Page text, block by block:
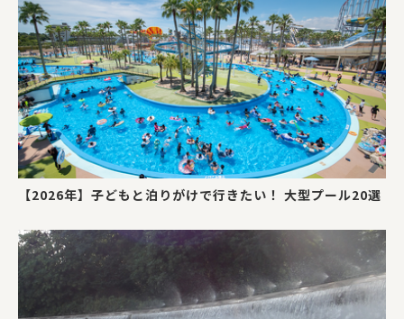
【2026年】子どもと泊りがけで行きたい！ 大型プール20選